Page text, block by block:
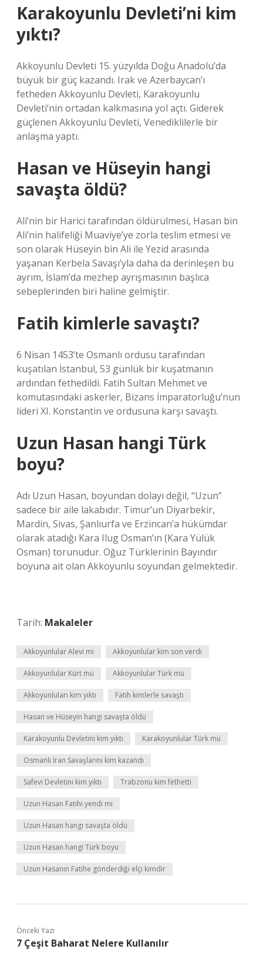
Karakoyunlu Devleti’ni kim
yıktı?
Akkoyunlu Devleti 15. yüzyılda Doğu Anadolu’da
büyük bir güç kazandı. Irak ve Azerbaycan’ı
fetheden Akkoyunlu Devleti, Karakoyunlu
Devleti’nin ortadan kalkmasına yol açtı. Giderek
güçlenen Akkoyunlu Devleti, Venediklilerle bir
anlaşma yaptı.
Hasan ve Hüseyin hangi
savaşta öldü?
Ali’nin bir Harici tarafından öldürülmesi, Hasan bin
Ali’nin halifeliği Muaviye’ye zorla teslim etmesi ve
son olarak Hüseyin bin Ali ile Yezid arasında
yaşanan Kerbela Savaşı’yla daha da derinleşen bu
ayrım, İslam’da mezhep ayrışmasının başlıca
sebeplerinden biri haline gelmiştir.
Fatih kimlerle savaştı?
6 Nisan 1453’te Osmanlı ordusu tarafından
kuşatılan İstanbul, 53 günlük bir kuşatmanın
ardından fethedildi. Fatih Sultan Mehmet ve
komutasındaki askerler, Bizans İmparatorluğu’nun
lideri XI. Konstantin ve ordusuna karşı savaştı.
Uzun Hasan hangi Türk
boyu?
Adı Uzun Hasan, boyundan dolayı değil, “Uzun”
sadece bir aile lakabıdır. Timur’un Diyarbekir,
Mardin, Sivas, Şanlıurfa ve Erzincan’a hükümdar
olarak atadığı Kara Ilug Osman’ın (Kara Yülük
Osman) torunudur. Oğuz Türklerinin Bayındır
boyuna ait olan Akkoyunlu soyundan gelmektedir.
Tarih: Makaleler
Akkoyunlular Alevi mi Akkoyunlular kim son verdi
Akkoyunlular Kürt mü Akkoyunlular Türk mü
Akkoyunluları kim yıktı Fatih kimlerle savaştı
Hasan ve Hüseyin hangi savaşta öldü
Karakoyunlu Devletini kim yıktı Karakoyunlular Türk mü
Osmanlı İran Savaşlarını kim kazandı
Safevi Devletini kim yıktı Trabzonu kim fethetti
Uzun Hasan Fatihi yendi mi
Uzun Hasan hangi savaşta öldü
Uzun Hasan hangi Türk boyu
Uzun Hasanın Fatihe gönderdiği elçi kimdir
Önceki Yazı
7 Çeşit Baharat Nelere Kullanılır